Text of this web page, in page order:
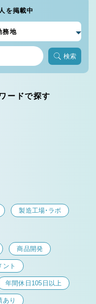
を掲載中
検索
ードで探す
製造工場・ラボ
商品開発
ント
年間休日105日以上
あり